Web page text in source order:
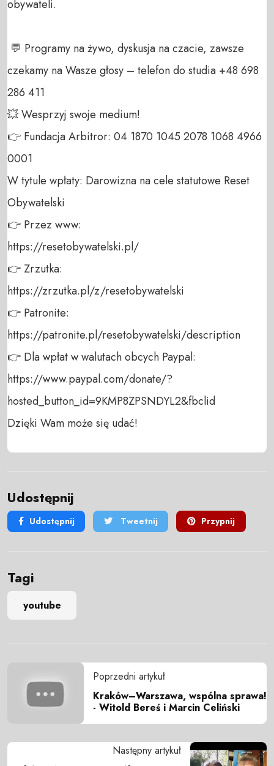
obywateli.
czekamy na Wasze głosy – telefon do studia +48 698
286 411
💥 Wesprzyj swoje medium!
👉 Fundacja Arbitror: 04 1870 1045 2078 1068 4966
0001
W tytule wpłaty: Darowizna na cele statutowe Reset
Obywatelski
👉 Przez www:
https://resetobywatelski.pl/
👉 Zrzutka:
https://zrzutka.pl/z/resetobywatelski
👉 Patronite:
https://patronite.pl/resetobywatelski/description
👉 Dla wpłat w walutach obcych Paypal:
https://www.paypal.com/donate/?
hosted_button_id=9KMP8ZPSNDYL2&fbclid
Dzięki Wam może się udać!
Udostępnij
Udostępnij Tweetnij Przypnij
Tagi
youtube
Poprzedni artykuł
Kraków–Warszawa, wspólna sprawa!
- Witold Bereś i Marcin Celiński
Następny artykuł